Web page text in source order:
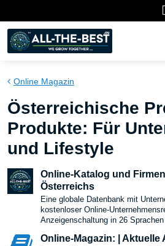
Online Magazin
Österreichische
Produkte: Für
und Lifestyle
Online-Katalog und
Österreichs
Eine globale Datenbank mit
kostenloser Online-
Anzeigenschaltung in 26
Online-Magazin: | Aktuelle